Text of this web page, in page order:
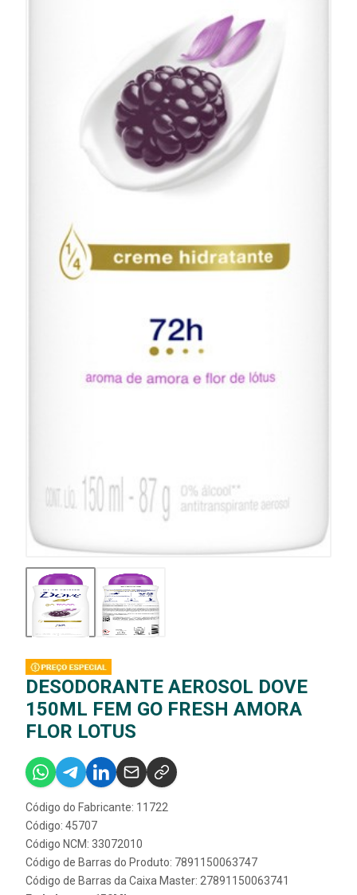
DESODORANTE AEROSOL DOVE
150ML FEM GO FRESH AMORA
FLOR LOTUS
Código do Fabricante: 11722
Código: 45707
Código NCM: 33072010
Código de Barras do Produto: 7891150063747
Código de Barras da Caixa Master: 27891150063741